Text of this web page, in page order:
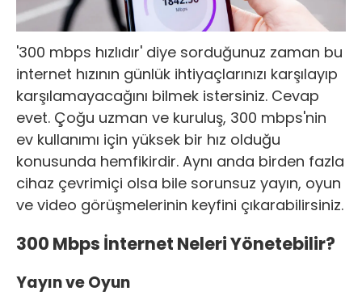
'300 mbps hızlıdır' diye sorduğunuz zaman bu
internet hızının günlük ihtiyaçlarınızı karşılayıp
karşılamayacağını bilmek istersiniz. Cevap
evet. Çoğu uzman ve kuruluş, 300 mbps'nin
ev kullanımı için yüksek bir hız olduğu
konusunda hemfikirdir. Aynı anda birden fazla
cihaz çevrimiçi olsa bile sorunsuz yayın, oyun
ve video görüşmelerinin keyfini çıkarabilirsiniz.
300 Mbps İnternet Neleri Yönetebilir?
Yayın ve Oyun